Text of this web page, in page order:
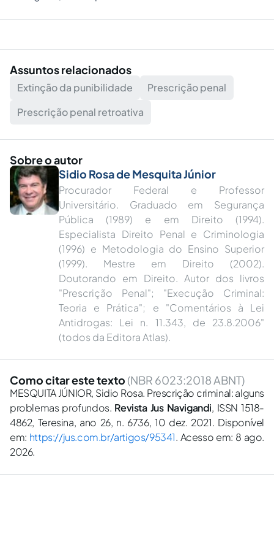
Assuntos relacionados
Extinção da punibilidade
Prescrição penal
Prescrição penal retroativa
Sobre o autor
Sidio Rosa de Mesquita Júnior
Procurador Federal e Professor
Universitário. Graduado em Segurança
Pública (1989) e em Direito (1994).
Especialista Direito Penal e Criminologia
(1996) e Metodologia do Ensino Superior
(1999). Mestre em Direito (2002).
Doutorando em Direito. Autor dos livros
"Prescrição Penal"; "Execução Criminal:
Teoria e Prática"; e "Comentários à Lei
Antidrogas: Lei n. 11.343, de 23.8.2006"
(todos da Editora Atlas).
Como citar este texto (NBR 6023:2018 ABNT)
MESQUITA JÚNIOR, Sidio Rosa. Prescrição criminal: alguns
problemas profundos. Revista Jus Navigandi, ISSN 1518-
4862, Teresina, ano 26, n. 6736, 10 dez. 2021. Disponível
em: https://jus.com.br/artigos/95341. Acesso em: 8 ago.
2026.